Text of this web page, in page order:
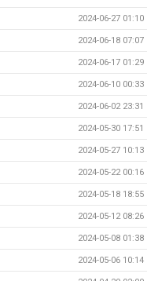
2024-06-27 01:10
2024-06-18 07:07
2024-06-17 01:29
2024-06-10 00:33
2024-06-02 23:31
2024-05-30 17:51
2024-05-27 10:13
2024-05-22 00:16
2024-05-18 18:55
2024-05-12 08:26
2024-05-08 01:38
2024-05-06 10:14